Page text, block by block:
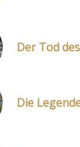
Der Tod
Die